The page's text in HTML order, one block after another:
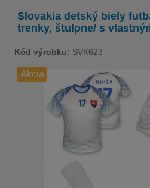
Slovakia detský biely
trenky, štulpne/ s
Kód výrobku: SVK623
Akcia